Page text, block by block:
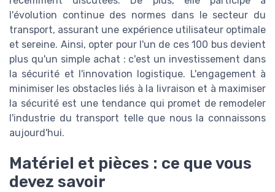
l'évolution continue des normes dans le secteur du
transport, assurant une expérience utilisateur optimale
et sereine. Ainsi, opter pour l'un de ces 100 bus devient
plus qu'un simple achat : c'est un investissement dans
la sécurité et l'innovation logistique. L'engagement à
minimiser les obstacles liés à la livraison et à maximiser
la sécurité est une tendance qui promet de remodeler
l'industrie du transport telle que nous la connaissons
aujourd'hui.
Matériel et pièces : ce que vous
devez savoir